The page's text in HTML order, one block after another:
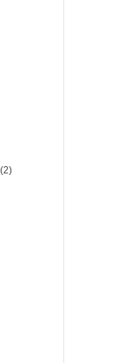
(2)